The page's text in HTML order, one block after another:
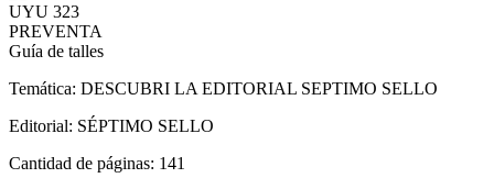
UYU 323
PREVENTA
Guía de talles
Temática: DESCUBRI LA EDITORIAL SEPTIMO SELLO
Editorial: SÉPTIMO SELLO
Cantidad de páginas: 141